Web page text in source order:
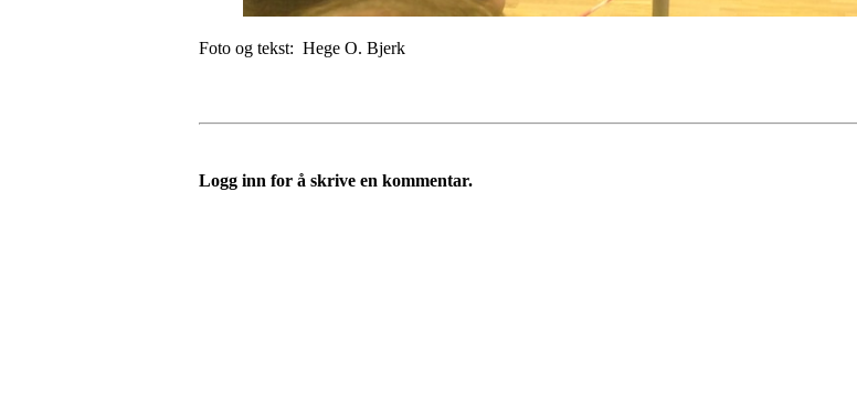
Foto og tekst: Hege O. Bjerk
Logg inn for å skrive en kommentar.